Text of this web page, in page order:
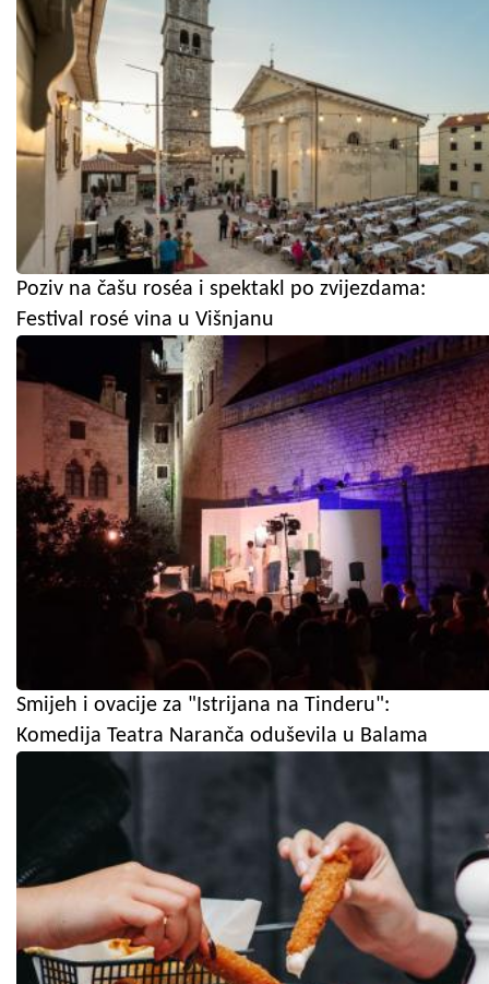
Poziv na čašu roséa i spektakl po zvijezdama:
Festival rosé vina u Višnjanu
Smijeh i ovacije za "Istrijana na Tinderu":
Komedija Teatra Naranča oduševila u Balama